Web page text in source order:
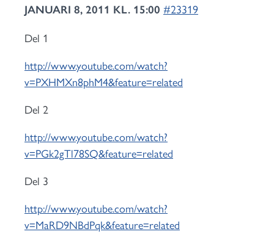
JANUARI 8, 2011 KL. 15:00 #23319
Del 1
http://www.youtube.com/watch?
v=PXHMXn8phM4&feature=related
Del 2
http://www.youtube.com/watch?
v=PGk2gTl78SQ&feature=related
Del 3
http://www.youtube.com/watch?
v=MaRD9NBdPqk&feature=related